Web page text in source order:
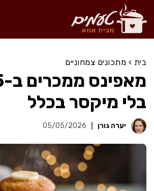
לדלג
לתוכן
בית › מתכונים צמחוניים
בלי מיקסר בכלל
יערה גורן 05/05/2026